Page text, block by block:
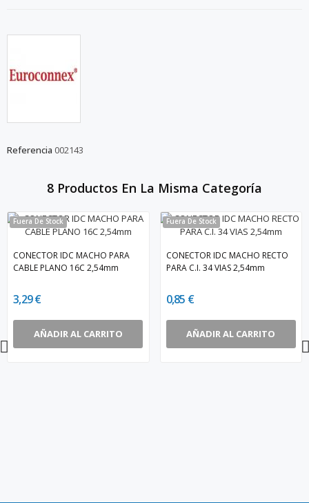
Referencia 002143
8 Productos En La Misma Categoría
Fuera De Stock
CONECTOR IDC MACHO PARA
CABLE PLANO 16C 2,54mm
3,29 €
AÑADIR AL CARRITO
Fuera De Stock
CONECTOR IDC MACHO RECTO
PARA C.I. 34 VIAS 2,54mm
0,85 €
AÑADIR AL CARRITO